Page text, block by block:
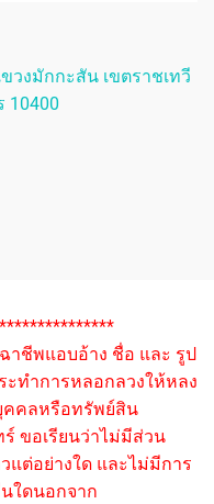
วงมักกะสัน เขตราชเทวี
10400
ชีพแอบอ้าง ชื่อ และ รูป
ทำการหลอกลวงให้หลง
คคลหรือทรัพย์สิน
ขอเรียนว่าไม่มีส่วน
แต่อย่างใด และไม่มีการ
ใดนอกจาก